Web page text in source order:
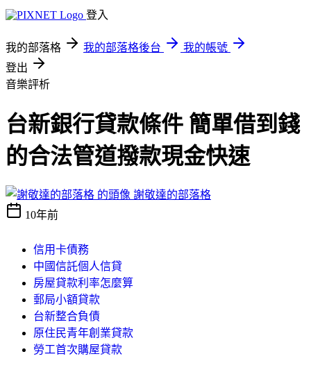
登入
我的部落格 我的部落格後台
我的帳號
登出
音樂評析
台新銀行貸款條件 簡單借到錢
的合法管道撥款現金快速
謝敬達的部落格
10年前
信用卡債務
中國信託個人信貸
房屋貸款利率怎麼算
郵局小額貸款
台新整合負債
原住民青年創業貸款
勞工首次購屋貸款